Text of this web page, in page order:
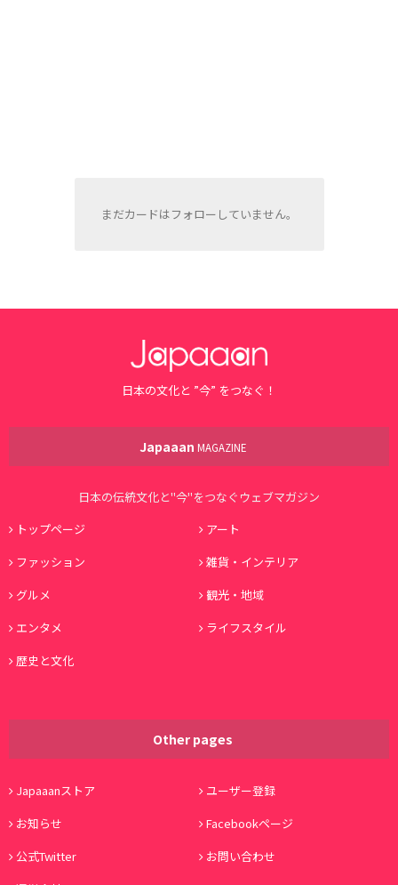
まだカードはフォローしていません。
日本の文化と ”今” をつなぐ！
Japaaan MAGAZINE
日本の伝統文化と"今"をつなぐウェブマガジン
トップページ
アート
ファッション
雑貨・インテリア
グルメ
観光・地域
エンタメ
ライフスタイル
歴史と文化
Other pages
Japaaanストア
ユーザー登録
お知らせ
Facebookページ
公式Twitter
お問い合わせ